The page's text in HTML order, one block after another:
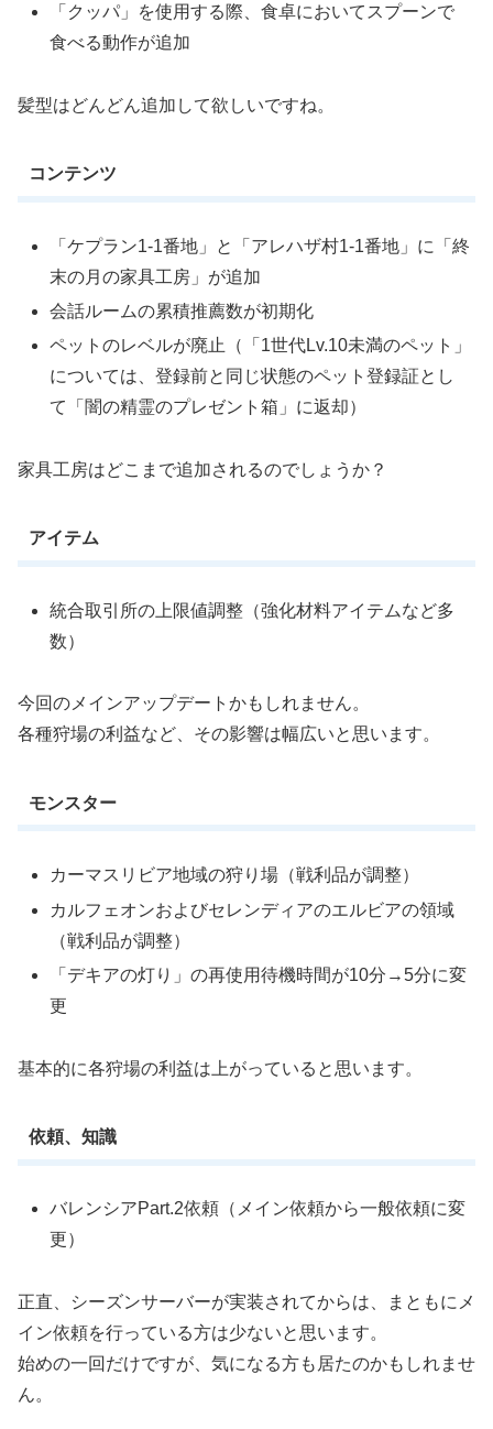
「クッパ」を使用する際、食卓においてスプーンで
食べる動作が追加
髪型はどんどん追加して欲しいですね。
コンテンツ
「ケプラン1-1番地」と「アレハザ村1-1番地」に「終
末の月の家具工房」が追加
会話ルームの累積推薦数が初期化
ペットのレベルが廃止（「1世代Lv.10未満のペット」
については、登録前と同じ状態のペット登録証とし
て「闇の精霊のプレゼント箱」に返却）
家具工房はどこまで追加されるのでしょうか？
アイテム
統合取引所の上限値調整（強化材料アイテムなど多
数）
今回のメインアップデートかもしれません。
各種狩場の利益など、その影響は幅広いと思います。
モンスター
カーマスリビア地域の狩り場（戦利品が調整）
カルフェオンおよびセレンディアのエルビアの領域
（戦利品が調整）
「デキアの灯り」の再使用待機時間が10分→5分に変
更
基本的に各狩場の利益は上がっていると思います。
依頼、知識
バレンシアPart.2依頼（メイン依頼から一般依頼に変
更）
正直、シーズンサーバーが実装されてからは、まともにメ
イン依頼を行っている方は少ないと思います。
始めの一回だけですが、気になる方も居たのかもしれませ
ん。